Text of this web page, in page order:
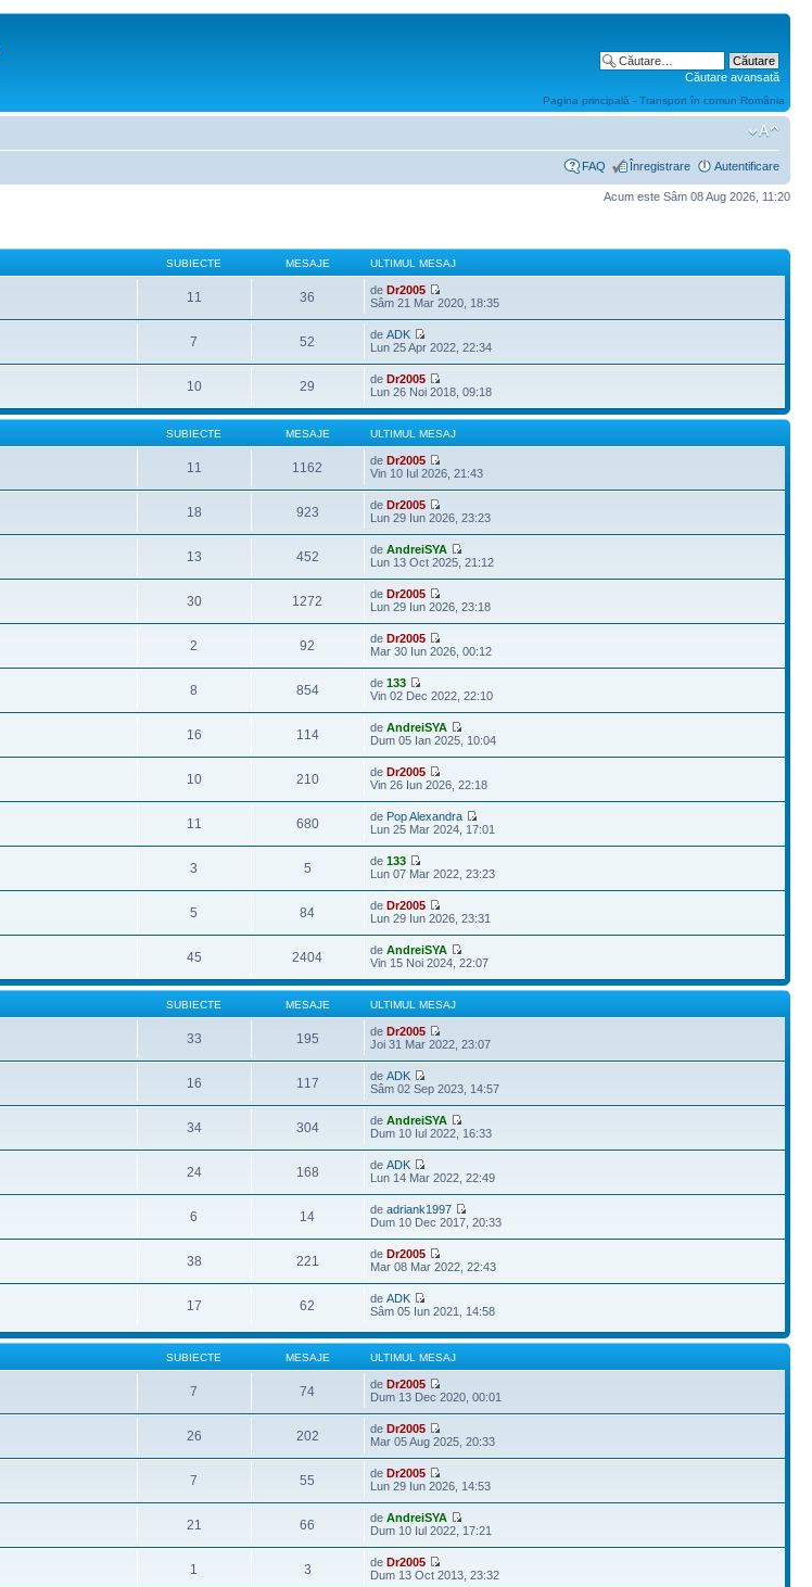
Căutare avansată
Pagina principală - Transport în comun România
FAQ Înregistrare Autentificare
Acum este Sâm 08 Aug 2026, 11:20
SUBIECTE MESAJE ULTIMUL MESAJ
11 36 deDr2005
Sâm 21 Mar 2020, 18:35
7 52 deADK
Lun 25 Apr 2022, 22:34
10 29 deDr2005
Lun 26 Noi 2018, 09:18
SUBIECTE MESAJE ULTIMUL MESAJ
11 1162 deDr2005
Vin 10 Iul 2026, 21:43
18 923 deDr2005
Lun 29 Iun 2026, 23:23
13 452 deAndreiSYA
Lun 13 Oct 2025, 21:12
30 1272 deDr2005
Lun 29 Iun 2026, 23:18
2 92 deDr2005
Mar 30 Iun 2026, 00:12
8 854 de133
Vin 02 Dec 2022, 22:10
16 114 deAndreiSYA
Dum 05 Ian 2025, 10:04
10 210 deDr2005
Vin 26 Iun 2026, 22:18
11 680 de Pop Alexandra
Lun 25 Mar 2024, 17:01
3 5 de133
Lun 07 Mar 2022, 23:23
5 84 deDr2005
Lun 29 Iun 2026, 23:31
45 2404 deAndreiSYA
Vin 15 Noi 2024, 22:07
SUBIECTE MESAJE ULTIMUL MESAJ
33 195 deDr2005
Joi 31 Mar 2022, 23:07
16 117 deADK
Sâm 02 Sep 2023, 14:57
34 304 deAndreiSYA
Dum 10 Iul 2022, 16:33
24 168 deADK
Lun 14 Mar 2022, 22:49
6 14 deadriank1997
Dum 10 Dec 2017, 20:33
38 221 deDr2005
Mar 08 Mar 2022, 22:43
17 62 deADK
Sâm 05 Iun 2021, 14:58
SUBIECTE MESAJE ULTIMUL MESAJ
7 74 deDr2005
Dum 13 Dec 2020, 00:01
26 202 deDr2005
Mar 05 Aug 2025, 20:33
7 55 deDr2005
Lun 29 Iun 2026, 14:53
21 66 deAndreiSYA
Dum 10 Iul 2022, 17:21
1 3 deDr2005
Dum 13 Oct 2013, 23:32